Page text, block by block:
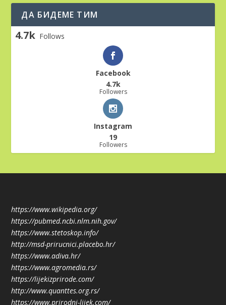
ДА БИДЕМЕ ТИМ
4.7k Follows
Facebook
4.7k
Followers
Instagram
19
Followers
https://www.wikipedia.org/
https://pubmed.ncbi.nlm.nih.gov/
https://www.stetoskop.info/
http://msd-prirucnici.placebo.hr/
https://www.adiva.hr/
https://www.agromedia.rs/
https://lijekizprirode.com/
http://www.quanttes.org.rs/
https://www.prirodni-lijek.com/